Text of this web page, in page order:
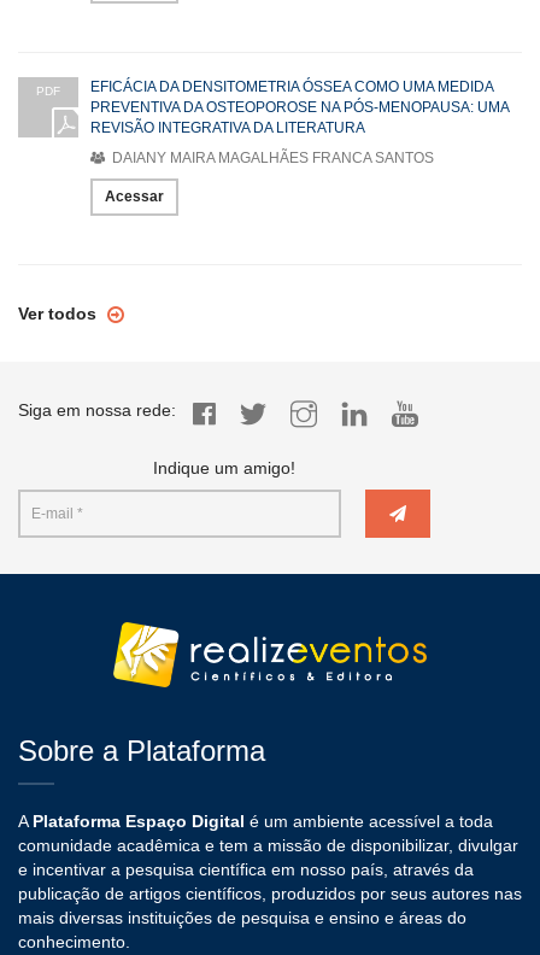
PDF
EFICÁCIA DA DENSITOMETRIA ÓSSEA COMO UMA MEDIDA
PREVENTIVA DA OSTEOPOROSE NA PÓS-MENOPAUSA: UMA
REVISÃO INTEGRATIVA DA LITERATURA
DAIANY MAIRA MAGALHÃES FRANCA SANTOS
Acessar
Ver todos
Siga em nossa rede:
Indique um amigo!
Sobre a Plataforma
A Plataforma Espaço Digital é um ambiente acessível a toda
comunidade acadêmica e tem a missão de disponibilizar, divulgar
e incentivar a pesquisa científica em nosso país, através da
publicação de artigos científicos, produzidos por seus autores nas
mais diversas instituições de pesquisa e ensino e áreas do
conhecimento.